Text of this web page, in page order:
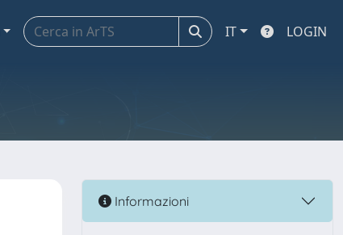
IT LOGIN
Informazioni